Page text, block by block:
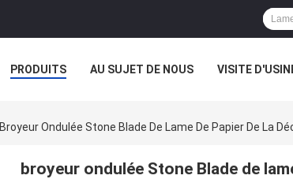
PRODUITS AU SUJET DE NOUS VISITE
Broyeur Ondulée Stone Blade De Lame De Papier De La
broyeur ondulée Stone Blade de